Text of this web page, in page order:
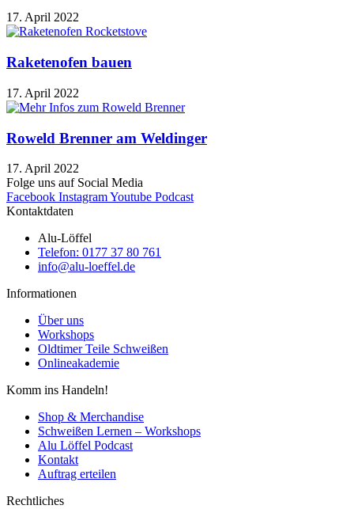
17. April 2022
Raketenofen bauen
17. April 2022
Roweld Brenner am Weldinger
17. April 2022
Folge uns auf Social Media
Facebook InstagramYoutube Podcast
Kontaktdaten
Alu-Löffel
Telefon: 0177 37 80 761
info@alu-loeffel.de
Informationen
Über uns
Workshops
Oldtimer Teile Schweißen
Onlineakademie
Komm ins Handeln!
Shop & Merchandise
Schweißen Lernen – Workshops
Alu Löffel Podcast
Kontakt
Auftrag erteilen
Rechtliches